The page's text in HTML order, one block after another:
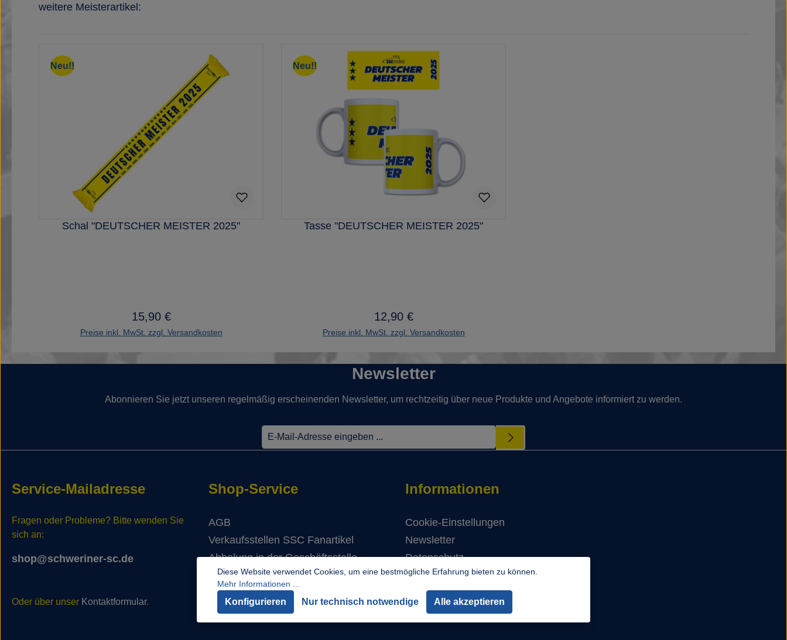
Produktgalerie überspringen
weitere Meisterartikel:
Neu!!
Schal "DEUTSCHER MEISTER 2025"
Regulärer Preis:
15,90 €
Preise inkl. MwSt. zzgl. Versandkosten
Neu!!
Tasse "DEUTSCHER MEISTER 2025"
Regulärer Preis:
12,90 €
Preise inkl. MwSt. zzgl. Versandkosten
Newsletter
Abonnieren Sie jetzt unseren regelmäßig erscheinenden Newsletter, um rechtzeitig über neue Produkte und Angebote informiert zu werden.
Service-Mailadresse
Fragen oder Probleme? Bitte wenden Sie
sich an:
shop@schweriner-sc.de
Oder über unser Kontaktformular.
Shop-Service
AGB
Verkaufsstellen SSC Fanartikel
Abholung in der Geschäftsstelle
Informationen
Cookie-Einstellungen
Newsletter
Datenschutz
Impressum
Diese Website verwendet Cookies, um eine bestmögliche Erfahrung bieten zu können.
Mehr Informationen ...
Nur technisch notwendige
Konfigurieren Alle akzeptieren